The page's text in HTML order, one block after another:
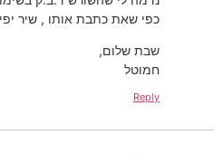
כפי שאת כתבת אותו , שיר
שבת שלום,
חמוטל
Reply